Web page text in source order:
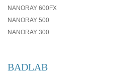
NANORAY 600FX
NANORAY 500
NANORAY 300
BADLAB